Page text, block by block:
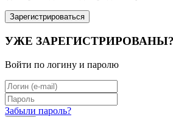
Зарегистрироваться
УЖЕ ЗАРЕГИСТРИРОВАНЫ?
Войти по логину и паролю
Забыли пароль?